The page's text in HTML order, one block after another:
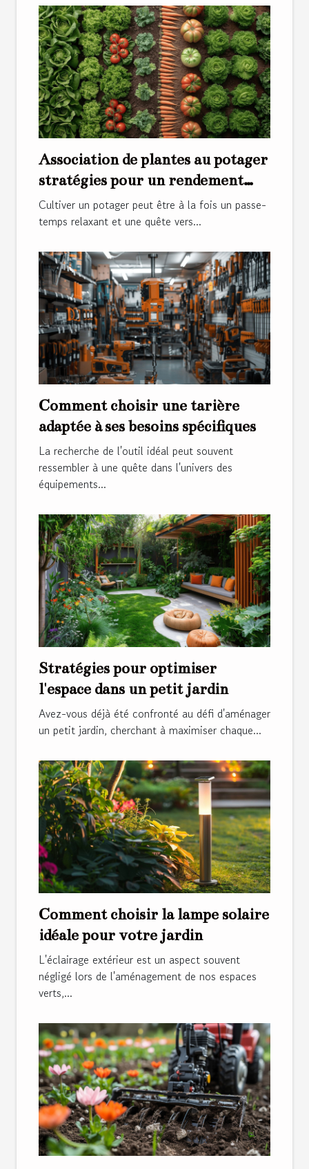
Association de plantes au potager
stratégies pour un rendement
optimal
Cultiver un potager peut être à la fois un passe-
temps relaxant et une quête vers...
Comment choisir une tarière
adaptée à ses besoins spécifiques
La recherche de l'outil idéal peut souvent
ressembler à une quête dans l'univers des
équipements...
Stratégies pour optimiser
l'espace dans un petit jardin
Avez-vous déjà été confronté au défi d'aménager
un petit jardin, cherchant à maximiser chaque...
Comment choisir la lampe solaire
idéale pour votre jardin
L'éclairage extérieur est un aspect souvent
négligé lors de l'aménagement de nos espaces
verts,...